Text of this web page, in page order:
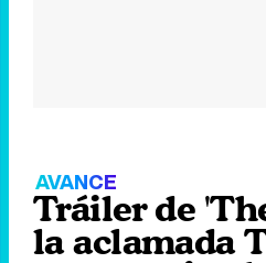
Anthony Hopkins